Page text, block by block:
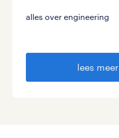
alles over engineering
lees meer